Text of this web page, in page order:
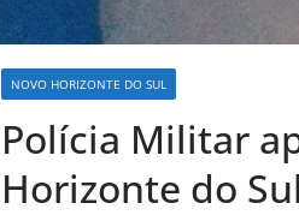
NOVO HORIZONTE DO SUL
Polícia Militar
Horizonte do Sul